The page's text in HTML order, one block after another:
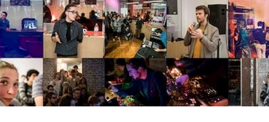
AB ❤ you
Zaalhuur